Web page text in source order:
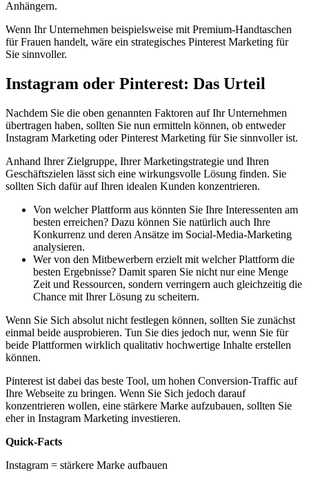
Anhängern.
Wenn Ihr Unternehmen beispielsweise mit Premium-Handtaschen
für Frauen handelt, wäre ein strategisches Pinterest Marketing für
Sie sinnvoller.
Instagram oder Pinterest: Das Urteil
Nachdem Sie die oben genannten Faktoren auf Ihr Unternehmen
übertragen haben, sollten Sie nun ermitteln können, ob entweder
Instagram Marketing oder Pinterest Marketing für Sie sinnvoller ist.
Anhand Ihrer Zielgruppe, Ihrer Marketingstrategie und Ihren
Geschäftszielen lässt sich eine wirkungsvolle Lösung finden. Sie
sollten Sich dafür auf Ihren idealen Kunden konzentrieren.
Von welcher Plattform aus könnten Sie Ihre Interessenten am
besten erreichen? Dazu können Sie natürlich auch Ihre
Konkurrenz und deren Ansätze im Social-Media-Marketing
analysieren.
Wer von den Mitbewerbern erzielt mit welcher Plattform die
besten Ergebnisse? Damit sparen Sie nicht nur eine Menge
Zeit und Ressourcen, sondern verringern auch gleichzeitig die
Chance mit Ihrer Lösung zu scheitern.
Wenn Sie Sich absolut nicht festlegen können, sollten Sie zunächst
einmal beide ausprobieren. Tun Sie dies jedoch nur, wenn Sie für
beide Plattformen wirklich qualitativ hochwertige Inhalte erstellen
können.
Pinterest ist dabei das beste Tool, um hohen Conversion-Traffic auf
Ihre Webseite zu bringen. Wenn Sie Sich jedoch darauf
konzentrieren wollen, eine stärkere Marke aufzubauen, sollten Sie
eher in Instagram Marketing investieren.
Quick-Facts
Instagram = stärkere Marke aufbauen